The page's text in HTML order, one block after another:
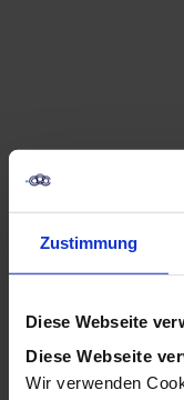
Zustimmung
Diese Webseite
Diese Webseite
Wir verwenden